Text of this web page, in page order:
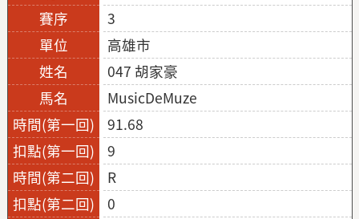
3
高雄市
047 胡家豪
MusicDeMuze
91.68
9
R
0